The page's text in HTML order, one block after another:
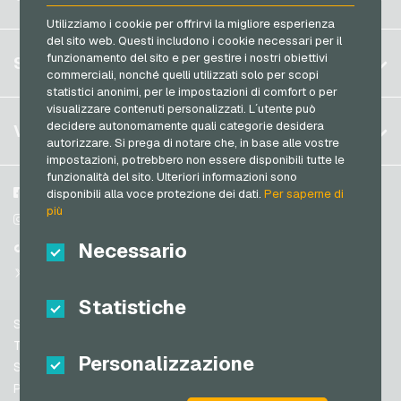
Utilizziamo i cookie per offrirvi la migliore esperienza
del sito web. Questi includono i cookie necessari per il
funzionamento del sito e per gestire i nostri obiettivi
commerciali, nonché quelli utilizzati solo per scopi
statistici anonimi, per le impostazioni di comfort o per
visualizzare contenuti personalizzati. L´utente può
decidere autonomamente quali categorie desidera
autorizzare. Si prega di notare che, in base alle vostre
impostazioni, potrebbero non essere disponibili tutte le
funzionalità del sito. Ulteriori informazioni sono
disponibili alla voce protezione dei dati.Per saperne di
più
Necessario
Statistiche
Personalizzazione
Transcash Carte di pagamento
Germania (DE)
Germania (EN)
Francia
Italia
Paesi Bassi
Austria
Portogallo
Svizzera (DE)
Svizzera (IT)
Stati Uniti (EN)
Registrati
Accedi
Il mio carrello
SERVIZIO
FAQ
Metodi di pagamento
Termini & Condizioni&Diritto di recesso
Protezione dei dati
VGO-SHOP
Su di noi
Partner
Facebook
Instagram
TikTok
Supporto
Termini & Condizioni
Sicurezza e verifica
Protezione dei dati